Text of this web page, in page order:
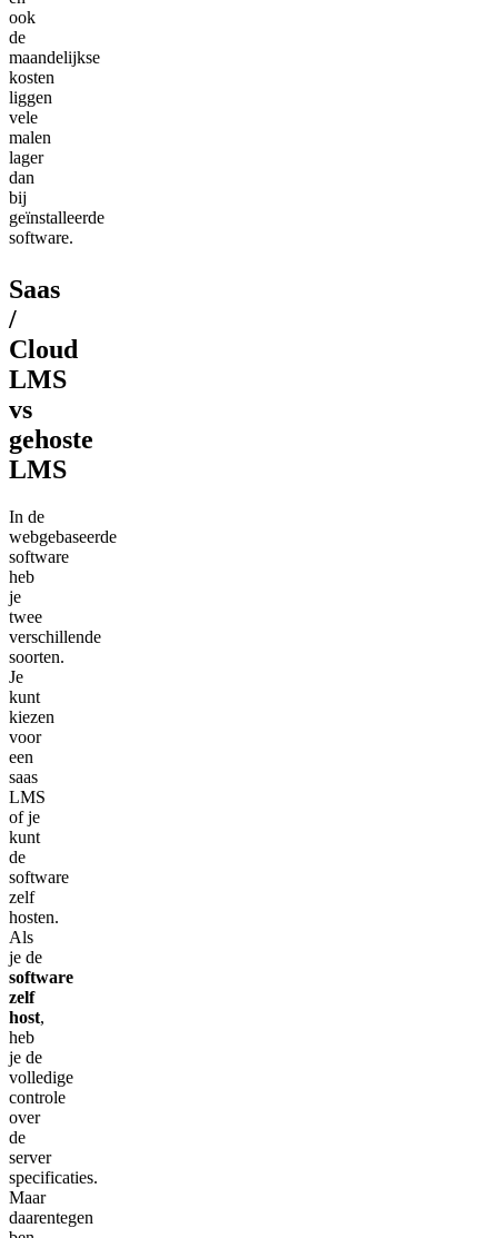
ook
de
maandelijkse
kosten
liggen
vele
malen
lager
dan
bij
geïnstalleerde
software.
Saas
/
Cloud
LMS
vs
gehoste
LMS
In de
webgebaseerde
software
heb
je
twee
verschillende
soorten.
Je
kunt
kiezen
voor
een
saas
LMS
of je
kunt
de
software
zelf
hosten.
Als
je de
software
zelf
host,
heb
je de
volledige
controle
over
de
server
specificaties.
Maar
daarentegen